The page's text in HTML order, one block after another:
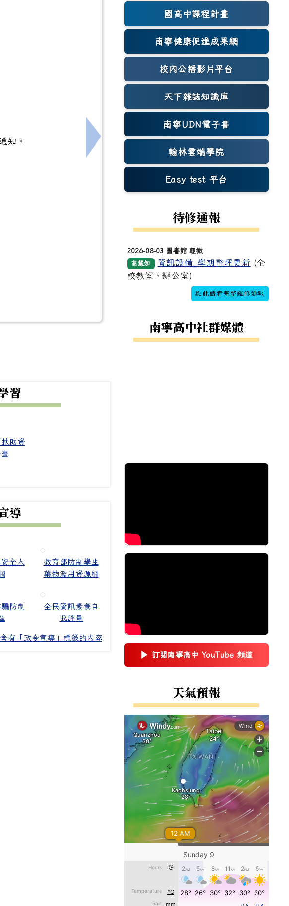
知。 下一筆：[高中]轉知臺灣科技大學辦理「2026 城
習
助資
臺
導
全入
教育部防制學生
藥物濫用資源網
防制
全民資訊素養自
我評量
有「政令宣導」標籤的內容
國高中課程計畫
南寧健康促進成果網
(另開新視窗)
校內公播影片平台
天下雜誌知識庫
(另開新視窗)
南寧UDN電子書
翰林雲端學院
Easy test 平台
(另開新視窗)
待修通報
2026-08-03 圖書館 輕微
高慧如
資訊設備_學期整理更新 (全
校教室、辦公室)
點此觀看完整維修通報
南寧高中社群媒體
▶ 訂閱南寧高中 YouTube 頻道
(另開新視窗)
右邊區域內容
天氣預報